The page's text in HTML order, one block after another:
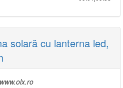
solară cu lanterna led,
www.olx.ro